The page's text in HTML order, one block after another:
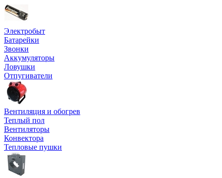
Электробыт
Батарейки
Звонки
Аккумуляторы
Ловушки
Отпугиватели
Вентиляция и обогрев
Теплый пол
Вентиляторы
Конвектора
Тепловые пушки